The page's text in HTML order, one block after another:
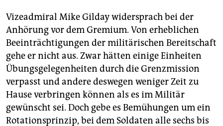
Vizeadmiral Mike Gilday widersprach bei der
Anhörung vor dem Gremium. Von erheblichen
Beeinträchtigungen der militärischen Bereitschaft
gehe er nicht aus. Zwar hätten einige Einheiten
Übungsgelegenheiten durch die Grenzmission
verpasst und andere deswegen weniger Zeit zu
Hause verbringen können als es im Militär
gewünscht sei. Doch gebe es Bemühungen um ein
Rotationsprinzip, bei dem Soldaten alle sechs bis